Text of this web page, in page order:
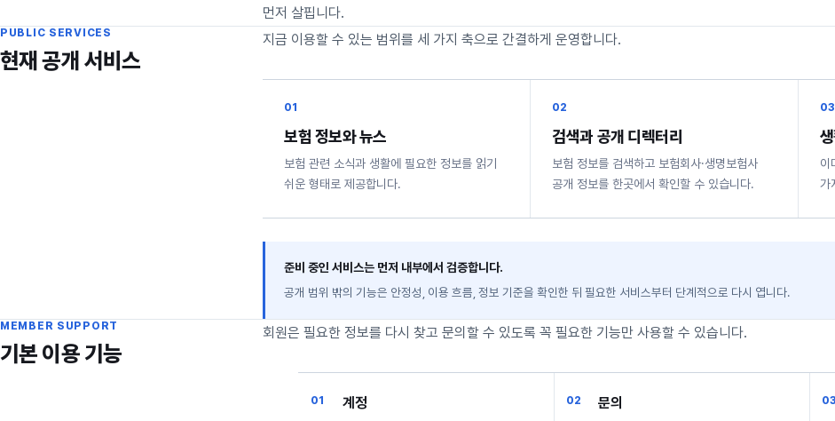
먼저 살핍니다.
PUBLIC SERVICES
현재 공개 서비스
지금 이용할 수 있는 범위를 세 가지 축으로 간결하게 운영합니다.
01
보험 정보와 뉴스
보험 관련 소식과 생활에 필요한 정보를 읽기
쉬운 형태로 제공합니다.
02
검색과 공개 디렉터리
보험 정보를 검색하고 보험회사·생명보험사
공개 정보를 한곳에서 확인할 수 있습니다.
03
이
가
준비 중인 서비스는 먼저 내부에서 검증합니다.
공개 범위 밖의 기능은 안정성, 이용 흐름, 정보 기준을 확인한 뒤 필요한 서비스부터 단계적으로 다시 엽니다.
MEMBER SUPPORT
기본 이용 기능
회원은 필요한 정보를 다시 찾고 문의할 수 있도록 꼭 필요한 기능만 사용할 수 있습니다.
계정 문의